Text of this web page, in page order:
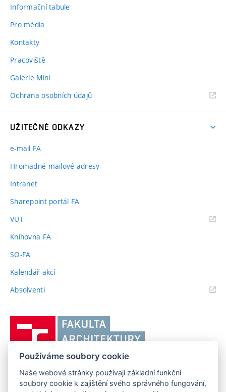
Informační tabule
Pro média
Kontakty
Pracoviště
Galerie Mini
Ochrana osobních údajů
UŽITEČNÉ ODKAZY
e-mail FA
Hromadné mailové adresy
Intranet
Sharepoint portál FA
VUT(externí
Knihovna FA
SO-FA
Kalendář akcí
Absolventi(externí
Brně,
Fakulta
FAKULTA ARCHITEKTURY VUT V BRNĚ
Používáme soubory cookie
Naše webové stránky používají základní funkční
soubory cookie k zajištění svého správného fungování,